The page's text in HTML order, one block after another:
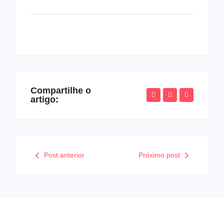
Compartilhe o
artigo:
Post anterior Próximo post